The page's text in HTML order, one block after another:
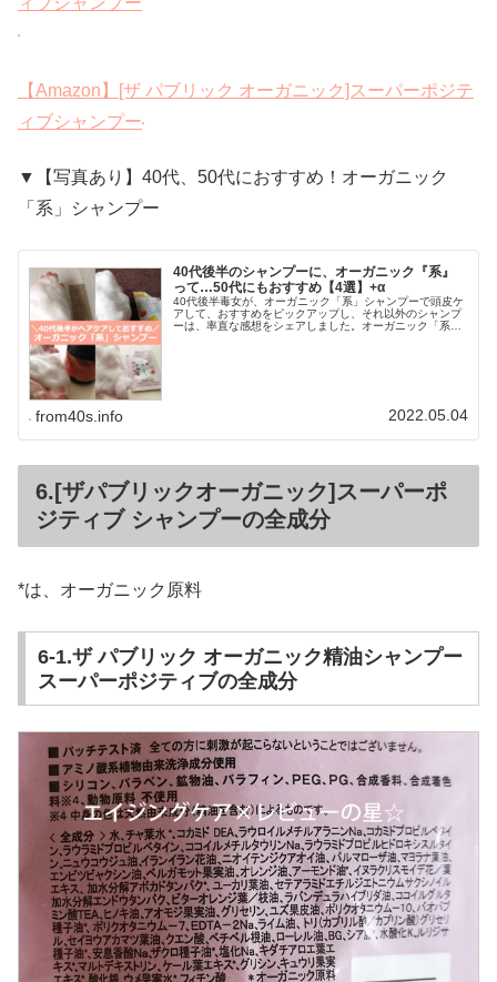
【Amazon】[ザ パブリック オーガニック]スーパーポジテ
ィブシャンプー
▼【写真あり】40代、50代におすすめ！オーガニック
「系」シャンプー
40代後半のシャンプーに、オーガニック『系』
って…50代にもおすすめ【4選】+α
40代後半毒女が、オーガニック「系」シャンプーで頭皮ケ
アして、おすすめをピックアップし、それ以外のシャンプ
ーは、率直な感想をシェアしました。オーガニック「系」
from40s.info 2022.05.04
6.[ザパブリックオーガニック]スーパーポ
ジティブ シャンプーの全成分
*は、オーガニック原料
6-1.ザ パブリック オーガニック精油シャンプー
スーパーポジティブの全成分